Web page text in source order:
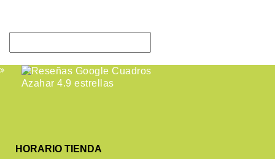
HORARIO TIENDA